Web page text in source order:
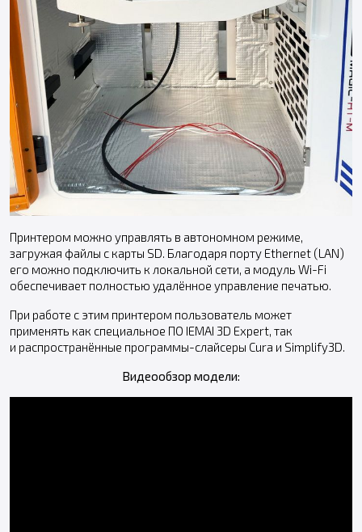
Принтером можно управлять в автономном режиме,
загружая файлы с карты SD. Благодаря порту Ethernet (LAN)
его можно подключить к локальной сети, а модуль Wi-Fi
обеспечивает полностью удалённое управление печатью.
При работе с этим принтером пользователь может
применять как специальное ПО IEMAI 3D Expert, так
и распространённые программы-слайсеры Cura и Simplify3D.
Видеообзор модели: